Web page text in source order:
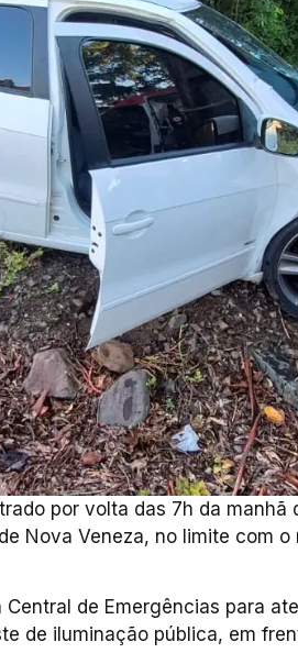
por volta das 7h da manhã
Nova Veneza, no limite com o
de Emergências para
de iluminação pública, em